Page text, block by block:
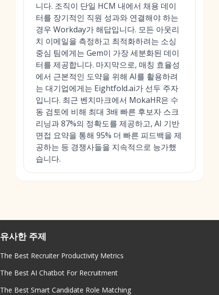
니다. 조직이 단일 HCM 내에서 채용 데이
터를 장기적인 직원 성과와 연결해야 하는
경우 Workday가 해답입니다. 모든 아웃리
치 이메일을 측정하고 최적화하려는 소싱
중심 팀에게는 Gem이 가장 세분화된 데이
터를 제공합니다. 마지막으로, 매칭 효율성
에서 근본적인 도약을 위해 AI를 활용하려
는 대기업에게는 Eightfold.ai가 선두 주자
입니다. 최근 벤치마크에서 MokaHR은 수
동 검토에 비해 최대 3배 빠른 후보자 스크
리닝과 87%의 정확도를 제공하고, AI 기반
면접 요약을 통해 95% 더 빠른 피드백을 제
공하는 등 경쟁사들을 지속적으로 능가했
습니다.
유사한 주제
The Best Recruiter Productivity Metrics
The Best AI Chatbot For Recruitment
The Best Smart Candidate Role Matching